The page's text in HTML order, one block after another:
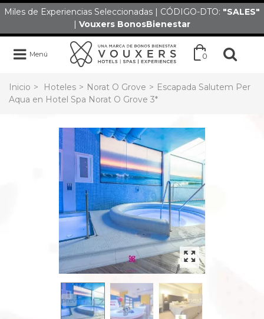
Miles de Experiencias Seleccionadas | CÓDIGO-DTO: "SALES"
| Vouxers BonosBienestar
Menú 0
Inicio > Hoteles > Norat O Grove > Escapada Salutem Per
Aqua en Hotel Spa Norat O Grove 3*
prev next